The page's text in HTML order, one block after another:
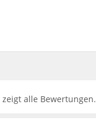
alle Bewertungen.